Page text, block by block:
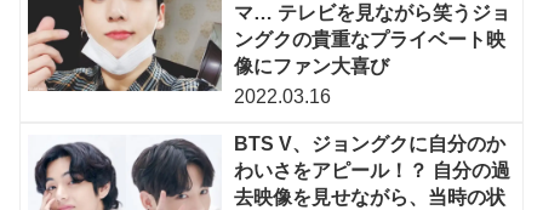
マ… テレビを見ながら笑うジョ
ングクの貴重なプライベート映
像にファン大喜び
2022.03.16
BTS V、ジョングクに自分のか
わいさをアピール！？ 自分の過
去映像を見せながら、当時の状